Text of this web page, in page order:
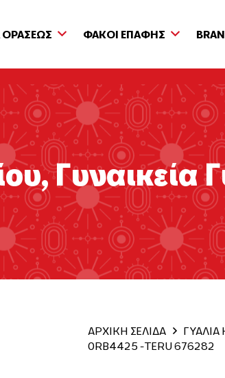
ΟΡΑΣΕΩΣ ΦΑΚΟΙ ΕΠΑΦΗΣ
,Γυναικεία
ΑΡΧΙΚΗ ΣΕΛΙΔΑ
ΓΥΑΛΙΑ
0RB4425 -TERU 676282